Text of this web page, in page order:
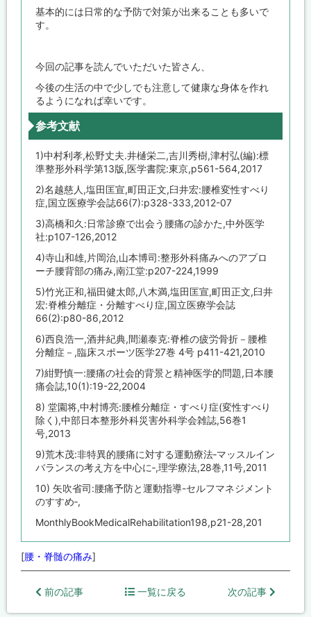
基本的には日常的な予防で対策が出来ることも多いで
す。
今回の記事を読んでいただいた皆さん、
今後の生活の中で少しでも注意して健康な身体を作れ
るようになれば幸いです。
参考文献
1)中村利孝,松野丈夫.井樋栄二,吉川秀樹,津村弘(編):標
準整形外科学第13版,医学書院:東京,p561-564,2017
2)名越慈人,塩田匡宣,町田正文,臼井宏:腰椎変性すべり
症,国立医療学会誌66(7):p328-333,2012-07
3)高橋和久:日常診療で出会う腰痛の診かた,中外医学
社:p107-126,2012
4)寺山和雄,片岡治,山本博司:整形外科痛みへのアプロ
ーチ腰背部の痛み,南江堂:p207-224,1999
5)竹光正和,福田健太郎,八木満,塩田匡宣,町田正文,臼井
宏:脊椎分離症・分離すべり症,国立医療学会誌
66(2):p80-86,2012
6)西良浩一,酒井紀典,間瀬泰克:脊椎の疲労骨折－腰椎
分離症－,臨床スポーツ医学27巻 4号 p411-421,2010
7)紺野慎一:腰痛の社会的背景と精神医学的問題,日本腰
痛会誌,10(1):19-22,2004
8) 堂園将,中村博亮:腰椎分離症・すべり症(変性すべり
除く),中部日本整形外科災害外科学会雑誌,56巻1
号,2013
9)荒木茂:非特異的腰痛に対する運動療法‐マッスルイン
バランスの考え方を中心に‐,理学療法,28巻,11号,2011
10) 矢吹省司:腰痛予防と運動指導-セルフマネジメント
のすすめ‐,
MonthlyBookMedicalRehabilitation198,p21-28,201
[腰・脊髄の痛み]
前の記事 一覧に戻る 次の記事